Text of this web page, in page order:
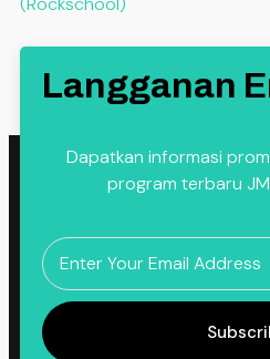
Langganan
Dapatkan informasi
program terbaru